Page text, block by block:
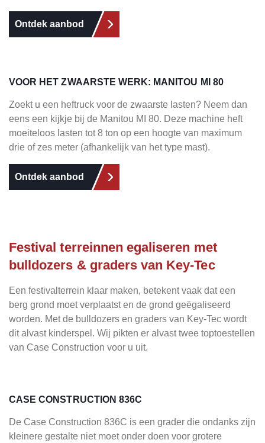
Ontdek aanbod
VOOR HET ZWAARSTE WERK: MANITOU MI 80
Zoekt u een heftruck voor de zwaarste lasten? Neem dan
eens een kijkje bij de Manitou MI 80. Deze machine heft
moeiteloos lasten tot 8 ton op een hoogte van maximum
drie of zes meter (afhankelijk van het type mast).
Ontdek aanbod
Festival terreinnen egaliseren met
bulldozers & graders van Key-Tec
Een festivalterrein klaar maken, betekent vaak dat een
berg grond moet verplaatst en de grond geëgaliseerd
worden. Met de bulldozers en graders van Key-Tec wordt
dit alvast kinderspel. Wij pikten er alvast twee toptoestellen
van Case Construction voor u uit.
CASE CONSTRUCTION 836C
De Case Construction 836C is een grader die ondanks zijn
kleinere gestalte niet moet onder doen voor grotere